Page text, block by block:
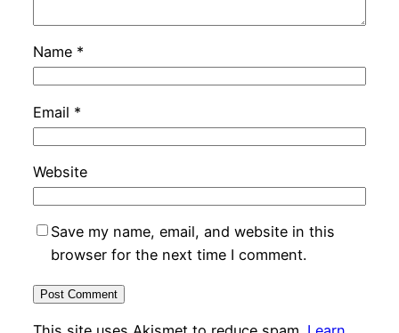
Name *
Email *
Website
Save my name, email, and website in this
browser for the next time I comment.